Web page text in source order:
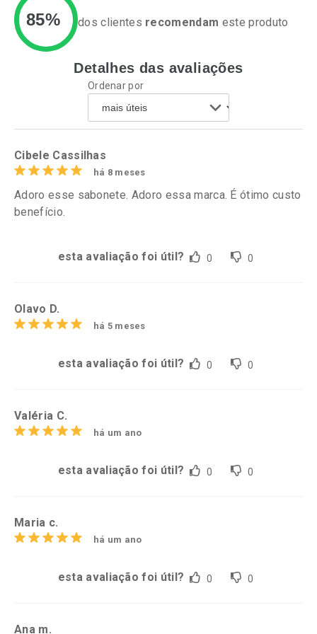
Ativar Desconto
Comprar sem Desconto
Por R$ 79,99/cada
Comprar sem Desconto
Por R$ 64,99/cada
85% dos clientes recomendam este produto
Detalhes das avaliações
Ordenar por
Cibele Cassilhas
há 8 meses
Adoro esse sabonete. Adoro essa marca. É ótimo custo
benefício.
esta avaliação foi útil? 0 0
Olavo D.
há 5 meses
esta avaliação foi útil? 0 0
Valéria C.
há um ano
esta avaliação foi útil? 0 0
Maria c.
há um ano
esta avaliação foi útil? 0 0
Ana m.